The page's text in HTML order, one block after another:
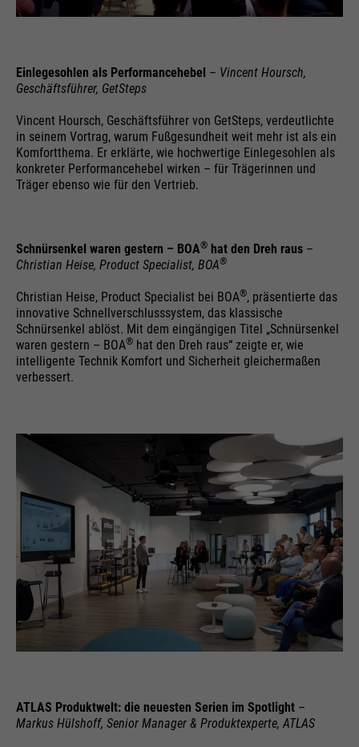
Name
cookie_optin
Anbieter
Sgalinski
Laufzeit
1 Monat
Speichert den Zustimmungsstatus
Anbieter
Google Analytics
Laufzeit
6 Monate ab Setzen/Update
Zweck
Speichert, woher der Benutzer die
Seite erreicht.
Name
__utmt
Anbieter
Google Analytics
Laufzeit
10 Minute
Zweck
Anbieter
Facebook
Laufzeit
24 Monate
Zweck
Wird für das Facebook Pixel
benutzt.
Laufzeit
bis Ende der Browsersitzung / 30
Tage
Google verwendet sogenannte
SID- und HSID-Cookies, die die
Google-Konto-ID und den letzten
Anmeldezeitpunkt eines Nutzers in
Cookies ermöglicht es Google,
viele Angriffsarten zu blockieren.
Zum Beispiel können so Versuche,
Informationen aus Formularen zu
stehlen, gestoppt werden.
Einlegesohlen als Performancehebel – Vincent Hoursch,
Geschäftsführer, GetSteps
Vincent Hoursch, Geschäftsführer von GetSteps, verdeutlichte
in seinem Vortrag, warum Fußgesundheit weit mehr ist als ein
Komfortthema. Er erklärte, wie hochwertige Einlegesohlen als
konkreter Performancehebel wirken – für Trägerinnen und
Träger ebenso wie für den Vertrieb.
Schnürsenkel waren gestern – BOA® hat den Dreh raus –
Christian Heise, Product Specialist, BOA®
Christian Heise, Product Specialist bei BOA®, präsentierte das
innovative Schnellverschlusssystem, das klassische
Schnürsenkel ablöst. Mit dem eingängigen Titel „Schnürsenkel
waren gestern – BOA® hat den Dreh raus“ zeigte er, wie
intelligente Technik Komfort und Sicherheit gleichermaßen
verbessert.
ATLAS Produktwelt: die neuesten Serien im Spotlight –
Markus Hülshoff, Senior Manager & Produktexperte, ATLAS